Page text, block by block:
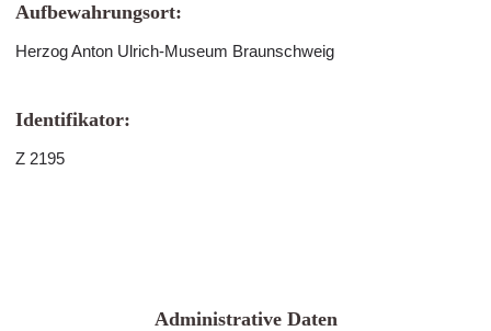
Aufbewahrungsort:
Herzog Anton Ulrich-Museum Braunschweig
Identifikator:
Z 2195
Administrative Daten